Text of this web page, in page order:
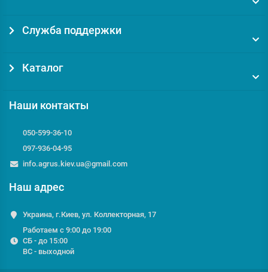
Служба поддержки
Каталог
Наши контакты
050-599-36-10
097-936-04-95
info.agrus.kiev.ua@gmail.com
Наш адрес
Украина, г.Киев, ул. Коллекторная, 17
Работаем с 9:00 до 19:00
СБ - до 15:00
ВС - выходной